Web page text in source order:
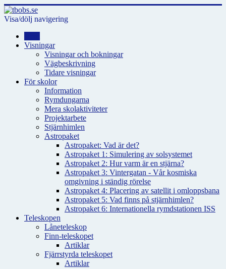
Visa/dölj navigering
Visningar
Visningar och bokningar
Vägbeskrivning
Tidare visningar
För skolor
Information
Rymdungarna
Mera skolaktiviteter
Projektarbete
Stjärnhimlen
Astropaket
Astropaket: Vad är det?
Astropaket 1: Simulering av solsystemet
Astropaket 2: Hur varm är en stjärna?
Astropaket 3: Vintergatan - Vår kosmiska
omgivning i ständig rörelse
Astropaket 4: Placering av satellit i omloppsbana
Astropaket 5: Vad finns på stjärnhimlen?
Astropaket 6: Internationella rymdstationen ISS
Teleskopen
Låneteleskop
Finn-teleskopet
Artiklar
Fjärrstyrda teleskopet
Artiklar